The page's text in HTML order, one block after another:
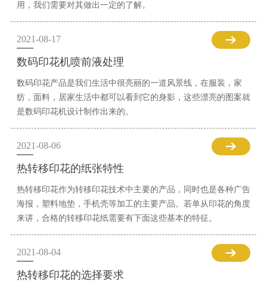
用，我们需要对其做出一定的了解。
2021-08-17
数码印花机喷前液处理
数码印花产品是我们生活中很亮丽的一道风景线，在服装，家
纺，面料，居家生活中都可以看到它的身影，这些漂亮的图案就
是数码印花机设计制作出来的。
2021-08-06
热转移印花的纸张特性
热转移印花作为转移印花技术中主要的产品，同时也是各种广告
海报，塑料地垫，手机壳等加工的主要产品。若单从印花的角度
来讲，合格的转移印花纸需要有下面这些基本的特征。
2021-08-04
热转移印花的选择要求